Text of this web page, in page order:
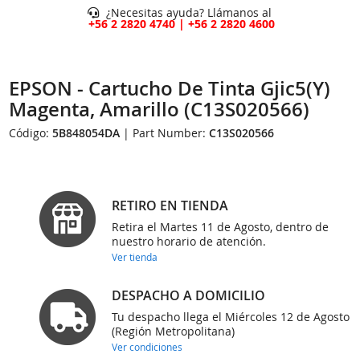
¿Necesitas ayuda? Llámanos al
+56 2 2820 4740 | +56 2 2820 4600
EPSON - Cartucho De Tinta Gjic5(Y)
Magenta, Amarillo (C13S020566)
Código:5B848054DA | Part Number:C13S020566
RETIRO EN TIENDA
Retira el Martes 11 de Agosto, dentro de
nuestro horario de atención.
Ver tienda
DESPACHO A DOMICILIO
Tu despacho llega el Miércoles 12 de Agosto
(Región Metropolitana)
Ver condiciones